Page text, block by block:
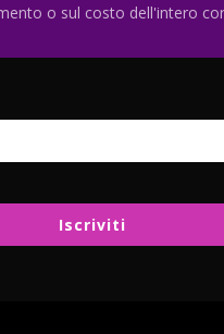
Policy
cookie funzionali e
tua esperienza. Puoi
vuoi.
o sul costo dell'intero
Iscriviti